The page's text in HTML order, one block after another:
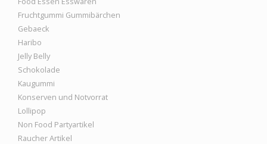
Fruchtgummi Gummibärchen
Gebaeck
Haribo
Jelly Belly
Schokolade
Kaugummi
Konserven und Notvorrat
Lollipop
Non Food Partyartikel
Raucher Artikel